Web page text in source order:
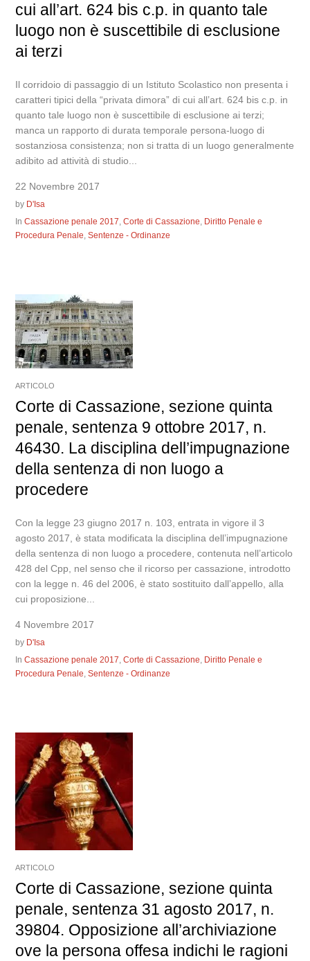
cui all’art. 624 bis c.p. in quanto tale
luogo non è suscettibile di esclusione
ai terzi
Il corridoio di passaggio di un Istituto Scolastico non presenta i
caratteri tipici della “privata dimora” di cui all’art. 624 bis c.p. in
quanto tale luogo non è suscettibile di esclusione ai terzi;
manca un rapporto di durata temporale persona-luogo di
sostanziosa consistenza; non si tratta di un luogo generalmente
adibito ad attività di studio...
22 Novembre 2017
by D'Isa
InCassazione penale 2017,Corte di Cassazione, Diritto Penale e
Procedura Penale,Sentenze - Ordinanze
ARTICOLO
Corte di Cassazione, sezione quinta
penale, sentenza 9 ottobre 2017, n.
46430. La disciplina dell’impugnazione
della sentenza di non luogo a
procedere
Con la legge 23 giugno 2017 n. 103, entrata in vigore il 3
agosto 2017, è stata modificata la disciplina dell’impugnazione
della sentenza di non luogo a procedere, contenuta nell’articolo
428 del Cpp, nel senso che il ricorso per cassazione, introdotto
con la legge n. 46 del 2006, è stato sostituito dall’appello, alla
cui proposizione...
4 Novembre 2017
by D'Isa
InCassazione penale 2017,Corte di Cassazione, Diritto Penale e
Procedura Penale,Sentenze - Ordinanze
ARTICOLO
Corte di Cassazione, sezione quinta
penale, sentenza 31 agosto 2017, n.
39804. Opposizione all’archiviazione
ove la persona offesa indichi le ragioni